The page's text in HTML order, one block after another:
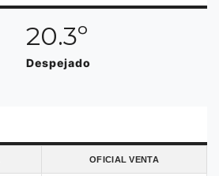
20.3º
Despejado
OFICIAL VENTA